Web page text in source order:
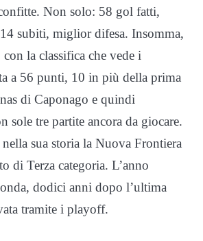
Non solo: 58 gol fatti,
subiti, miglior difesa. Insomma,
la classifica che vede i
a 56 punti, 10 in più della prima
di Caponago e quindi
sole tre partite ancora da giocare.
sua storia la Nuova Frontiera
di Terza categoria. L’anno
dodici anni dopo l’ultima
tramite i playoff.